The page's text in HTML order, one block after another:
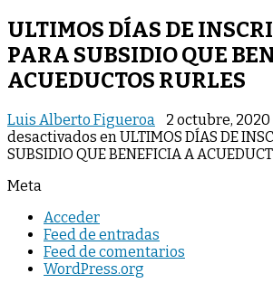
ULTIMOS DÍAS DE
PARA SUBSIDIO QUE
ACUEDUCTOS RURLES
Luis Alberto Figueroa 2 octubre, 2020
desactivados en ULTIMOS DÍAS DE
SUBSIDIO QUE BENEFICIA A
Meta
Acceder
Feed de entradas
Feed de comentarios
WordPress.org